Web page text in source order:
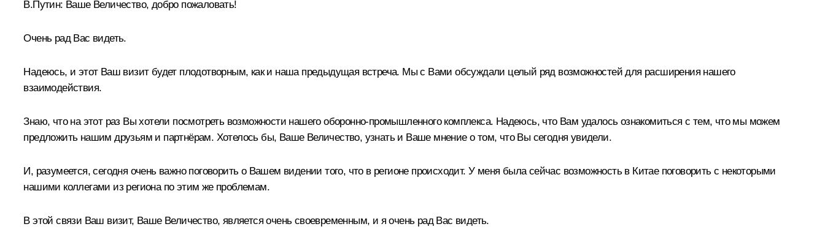
В.Путин: Ваше Величество, добро пожаловать!
Очень рад Вас видеть.
Надеюсь, и этот Ваш визит будет плодотворным, как и наша предыдущая встреча. Мы с Вами обсуждали целый ряд возможностей для расширения нашего
взаимодействия.
Знаю, что на этот раз Вы хотели посмотреть возможности нашего оборонно-промышленного комплекса. Надеюсь, что Вам удалось ознакомиться с тем, что мы можем
предложить нашим друзьям и партнёрам. Хотелось бы, Ваше Величество, узнать и Ваше мнение о том, что Вы сегодня увидели.
И, разумеется, сегодня очень важно поговорить о Вашем видении того, что в регионе происходит. У меня была сейчас возможность в Китае поговорить с некоторыми
нашими коллегами из региона по этим же проблемам.
В этой связи Ваш визит, Ваше Величество, является очень своевременным, и я очень рад Вас видеть.